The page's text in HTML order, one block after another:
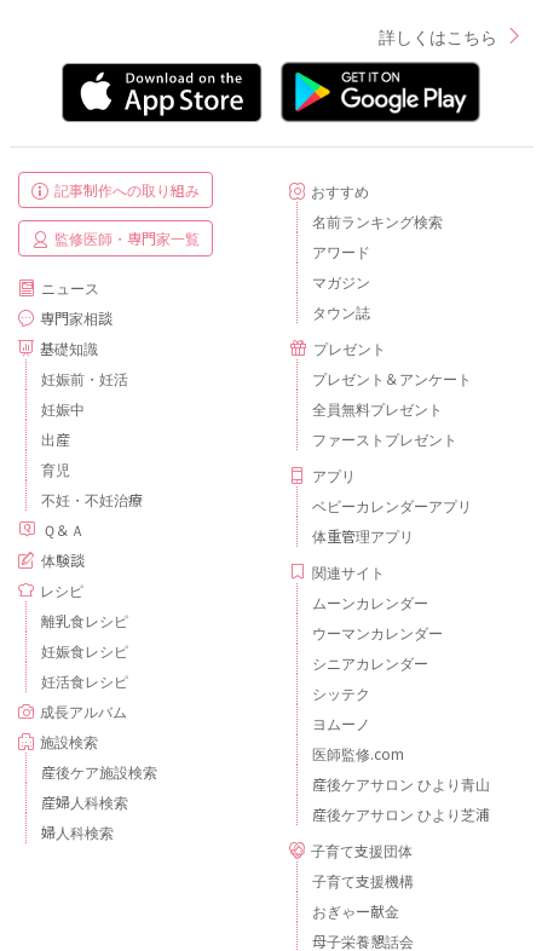
詳しくはこちら
記事制作への取り組み
監修医師・専門家一覧
ニュース
専門家相談
基礎知識
妊娠前・妊活
妊娠中
出産
育児
不妊・不妊治療
Ｑ＆Ａ
体験談
レシピ
離乳食レシピ
妊娠食レシピ
妊活食レシピ
成長アルバム
施設検索
産後ケア施設検索
産婦人科検索
婦人科検索
おすすめ
名前ランキング検索
アワード
マガジン
タウン誌
プレゼント
プレゼント＆アンケート
全員無料プレゼント
ファーストプレゼント
アプリ
ベビーカレンダーアプリ
体重管理アプリ
関連サイト
ムーンカレンダー
ウーマンカレンダー
シニアカレンダー
シッテク
ヨムーノ
医師監修.com
産後ケアサロン ひより青山
産後ケアサロン ひより芝浦
子育て支援団体
子育て支援機構
おぎゃー献金
母子栄養懇話会